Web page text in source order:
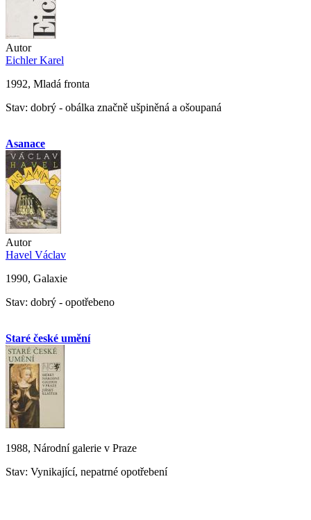
Autor
Eichler Karel
1992, Mladá fronta
Stav: dobrý - obálka značně ušpiněná a ošoupaná
Asanace
Autor
Havel Václav
1990, Galaxie
Stav: dobrý - opotřebeno
Staré české umění
1988, Národní galerie v Praze
Stav: Vynikající, nepatrné opotřebení